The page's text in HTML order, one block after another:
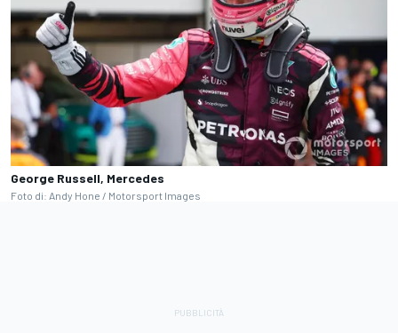
George Russell, Mercedes
Foto di: Andy Hone / Motorsport Images